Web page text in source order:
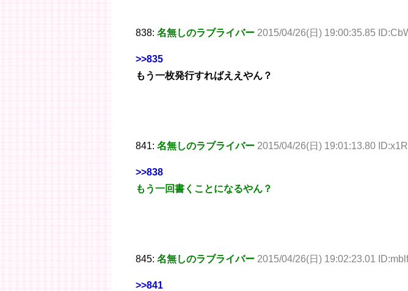
838: 名無しのラブライバー 2015/04/26(日) 19:00:35.85
>>835
もう一枚発行すればええやん？
841: 名無しのラブライバー 2015/04/26(日) 19:01:13.80
>>838
もう一回書くことになるやん？
845: 名無しのラブライバー 2015/04/26(日) 19:02:23.01
>>841